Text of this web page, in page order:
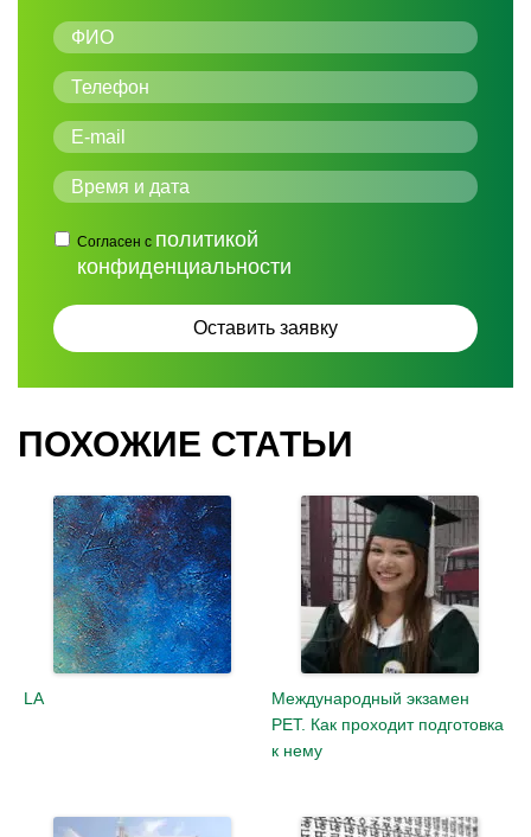
Согласен с политикой
конфиденциальности
ПОХОЖИЕ СТАТЬИ
LA
Международный экзамен
PET. Как проходит подготовка
к нему